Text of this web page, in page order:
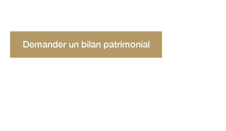
Demander un bilan patrimonial